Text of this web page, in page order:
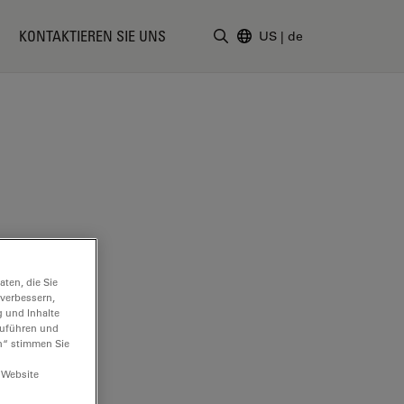
KONTAKTIEREN SIE UNS US | de
die Sie
und Inhalte
und
stimmen Sie